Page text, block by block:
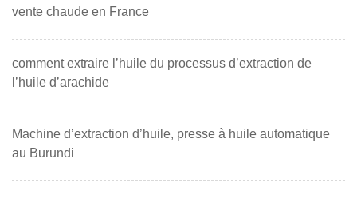
vente chaude en France
comment extraire l’huile du processus d’extraction de
l’huile d’arachide
Machine d’extraction d’huile, presse à huile automatique
au Burundi